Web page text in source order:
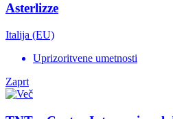
Asterlizze
Italija (EU)
Uprizoritvene umetnosti
Zaprt